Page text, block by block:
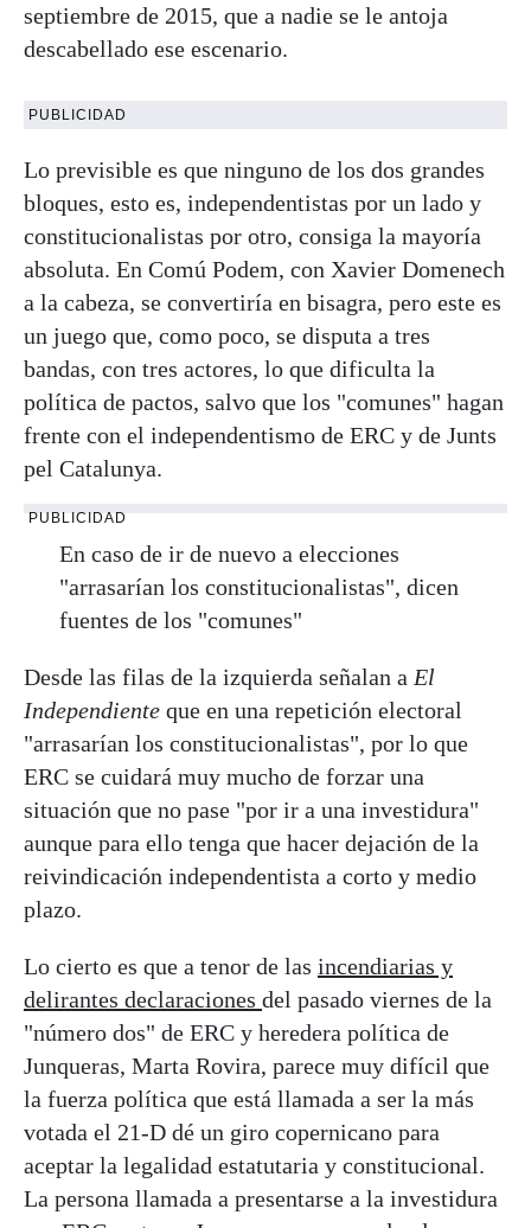
septiembre de 2015, que a nadie se le antoja
descabellado ese escenario.
PUBLICIDAD
Lo previsible es que ninguno de los dos grandes
bloques, esto es, independentistas por un lado y
constitucionalistas por otro, consiga la mayoría
absoluta. En Comú Podem, con Xavier Domenech
a la cabeza, se convertiría en bisagra, pero este es
un juego que, como poco, se disputa a tres
bandas, con tres actores, lo que dificulta la
política de pactos, salvo que los "comunes" hagan
frente con el independentismo de ERC y de Junts
pel Catalunya.
PUBLICIDAD
En caso de ir de nuevo a elecciones
"arrasarían los constitucionalistas", dicen
fuentes de los "comunes"
Desde las filas de la izquierda señalan a El
Independiente que en una repetición electoral
"arrasarían los constitucionalistas", por lo que
ERC se cuidará muy mucho de forzar una
situación que no pase "por ir a una investidura"
aunque para ello tenga que hacer dejación de la
reivindicación independentista a corto y medio
plazo.
Lo cierto es que a tenor de las incendiarias y
delirantes declaraciones del pasado viernes de la
"número dos" de ERC y heredera política de
Junqueras, Marta Rovira, parece muy difícil que
la fuerza política que está llamada a ser la más
votada el 21-D dé un giro copernicano para
aceptar la legalidad estatutaria y constitucional.
La persona llamada a presentarse a la investidura